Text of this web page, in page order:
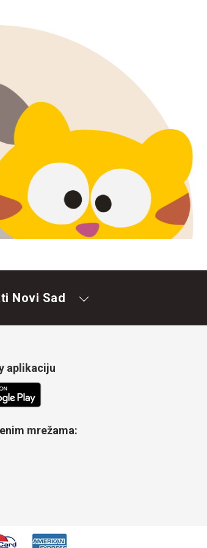
Novi Sad
aplikaciju
mrežama: